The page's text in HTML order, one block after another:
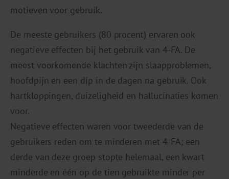
motieven voor gebruik.
De meeste gebruikers (80 procent) ervaren ook
negatieve effecten bij het gebruik van 4-FA. De
meest voorkomende klachten zijn slaapproblemen,
hoofdpijn en een dip in de dagen na gebruik. Ook
hartkloppingen, duizeligheid en hallucinaties komen
voor.
Negatieve effecten waren voor tweederde van de
gebruikers reden om te minderen met 4-FA; een
derde van deze groep stopte helemaal, een kwart
minderde en één op de tien gebruikte minder per